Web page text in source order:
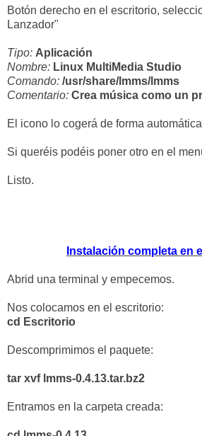
Botón derecho en el escritorio,
Lanzador"
Tipo: Aplicación
Nombre: Linux MultiMedia Studio
Comando: /usr/share/lmms/lmms
Comentario: Crea música como un
El icono lo cogerá de forma
Si queréis podéis poner otro en el
Listo.
Instalación completa en
Abrid una terminal y empecemos.
Nos colocamos en el escritorio:
cd Escritorio
Descomprimimos el paquete:
tar xvf lmms-0.4.13.tar.bz2
Entramos en la carpeta creada: